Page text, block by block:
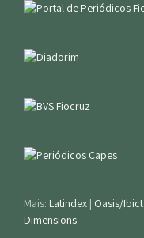
Mais: Latindex | Oasis/Ibict
Dimensions